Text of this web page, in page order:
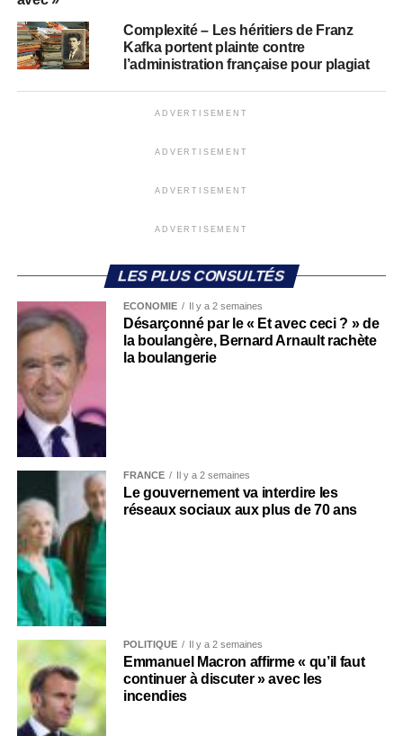
Complexité – Les héritiers de Franz
Kafka portent plainte contre
l’administration française pour plagiat
ADVERTISEMENT
ADVERTISEMENT
ADVERTISEMENT
ADVERTISEMENT
LES PLUS CONSULTÉS
ECONOMIE Il y a 2 semaines
Désarçonné par le « Et avec ceci ? » de
la boulangère, Bernard Arnault rachète
la boulangerie
FRANCE Il y a 2 semaines
Le gouvernement va interdire les
réseaux sociaux aux plus de 70 ans
POLITIQUE Il y a 2 semaines
Emmanuel Macron affirme « qu’il faut
continuer à discuter » avec les
incendies